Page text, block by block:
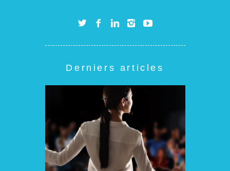
Derniers articles